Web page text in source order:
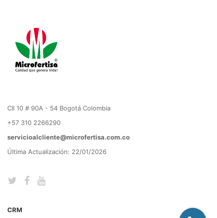
Cll 10 # 90A - 54 Bogotá Colombia
+57 310 2266290
servicioalcliente@microfertisa.com.co
Última Actualización: 22/01/2026
CRM